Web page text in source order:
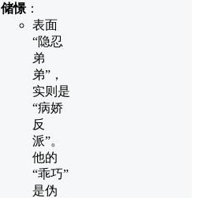
储憬 ：
表面
“隐忍
弟
弟”，
实则是
“病娇
反
派”。
他的
“乖巧”
是伪